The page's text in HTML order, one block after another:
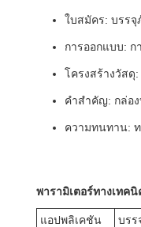
ใบสมัคร: บรร
การออกแบบ: ก
โครงสร้างวัสดุ
คำสำคัญ: กล่อ
ความทนทาน:
พารามิเตอร์ทางเทคนิ
แอปพลิเคชัน
บร